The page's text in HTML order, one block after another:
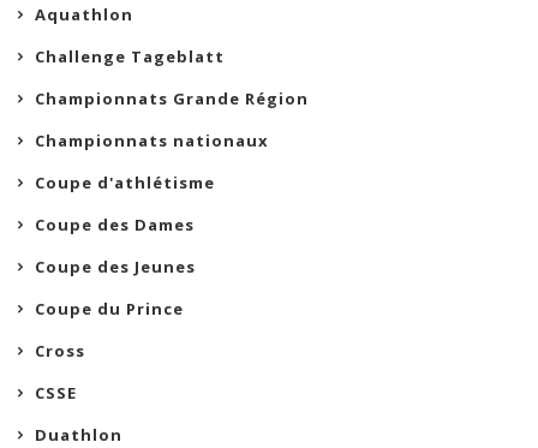
Aquathlon
Challenge Tageblatt
Championnats Grande Région
Championnats nationaux
Coupe d'athlétisme
Coupe des Dames
Coupe des Jeunes
Coupe du Prince
Cross
CSSE
Duathlon